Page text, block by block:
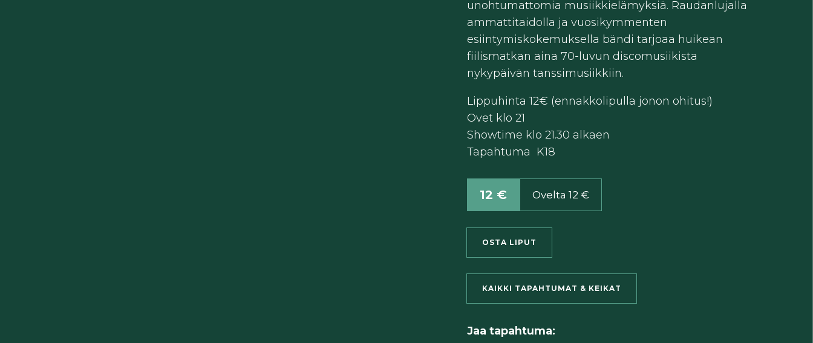
unohtumattomia musiikkielämyksiä. Raudanlujalla
ammattitaidolla ja vuosikymmenten
esiintymiskokemuksella bändi tarjoaa huikean
fiilismatkan aina 70-luvun discomusiikista
nykypäivän tanssimusiikkiin.
Lippuhinta 12€ (ennakkolipulla jonon ohitus!)
Ovet klo 21
Showtime klo 21.30 alkaen
Tapahtuma K18
12 € Ovelta 12 €
OSTA LIPUT
KAIKKI TAPAHTUMAT & KEIKAT
Jaa tapahtuma: